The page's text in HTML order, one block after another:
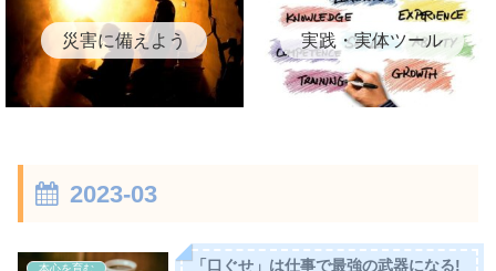
災害に備えよう 実践・実体ツール
2023-03
本心を育む 「口ぐせ」は仕事で最強の武器になる!